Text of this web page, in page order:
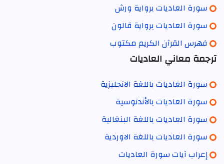
سورة العاديات برواية ورش
سورة العاديات برواية قالون
فهرس القرآن الكريم مكتوب
ترجمة معاني العاديات
سورة العاديات باللغة الانجليزية
سورة العاديات بالأندنوسية
سورة العاديات باللغة البنغالية
سورة العاديات باللغة الاوردية
إعراب آيات سورة العاديات